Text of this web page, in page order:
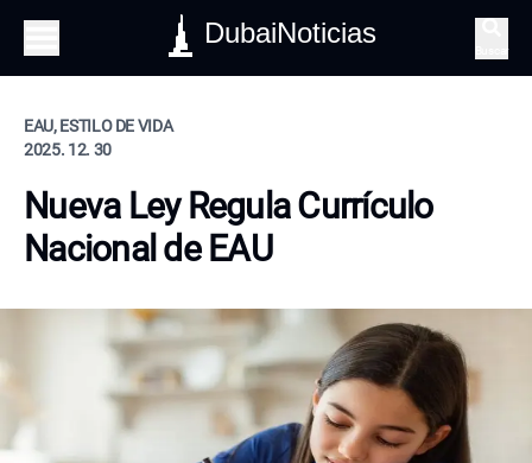
DubaiNoticias
EAU, ESTILO DE VIDA
2025. 12. 30
Nueva Ley Regula Currículo
Nacional de EAU